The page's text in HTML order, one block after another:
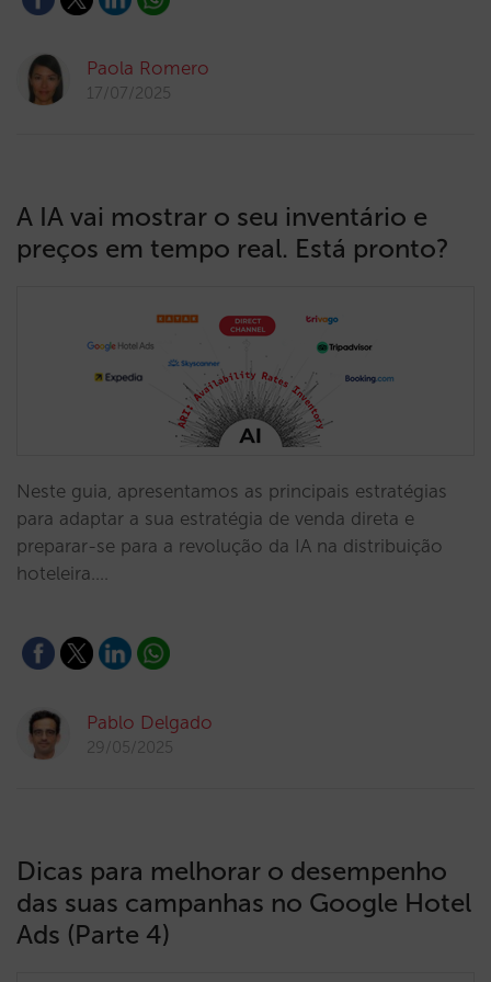
Paola Romero
17/07/2025
A IA vai mostrar o seu inventário e
preços em tempo real. Está pronto?
Neste guia, apresentamos as principais estratégias
para adaptar a sua estratégia de venda direta e
preparar-se para a revolução da IA na distribuição
hoteleira.…
Pablo Delgado
29/05/2025
Dicas para melhorar o desempenho
das suas campanhas no Google Hotel
Ads (Parte 4)